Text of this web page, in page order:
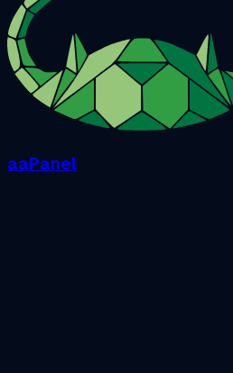
aaPanel